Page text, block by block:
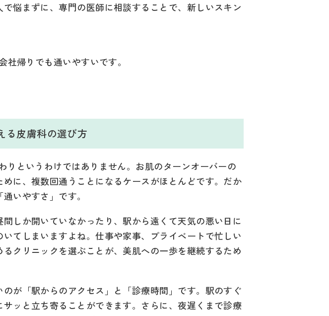
悩まずに、専門の医師に相談することで、新しいスキン
帰りでも通いやすいです。
る皮膚科の選び方
りというわけではありません。お肌のターンオーバーの
に、複数回通うことになるケースがほとんどです。だか
いやすさ」です。
しか開いていなかったり、駅から遠くて天気の悪い日に
てしまいますよね。仕事や家事、プライベートで忙しい
クリニックを選ぶことが、美肌への一歩を継続するため
が「駅からのアクセス」と「診療時間」です。駅のすぐ
ッと立ち寄ることができます。さらに、夜遅くまで診療